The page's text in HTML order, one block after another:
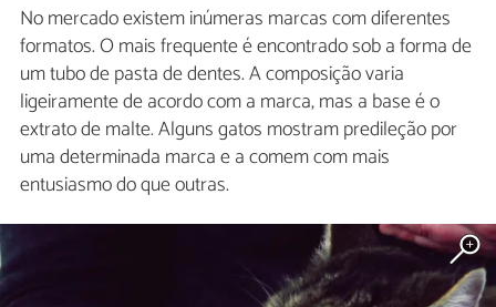
No mercado existem inúmeras marcas com diferentes
formatos. O mais frequente é encontrado sob a forma de
um tubo de pasta de dentes. A composição varia
ligeiramente de acordo com a marca, mas a base é o
extrato de malte. Alguns gatos mostram predileção por
uma determinada marca e a comem com mais
entusiasmo do que outras.